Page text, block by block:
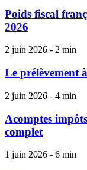
Poids fiscal
2026
2 juin 2026 - 2 min
Le prélèvement
2 juin 2026 - 4 min
Acomptes
complet
1 juin 2026 - 6 min